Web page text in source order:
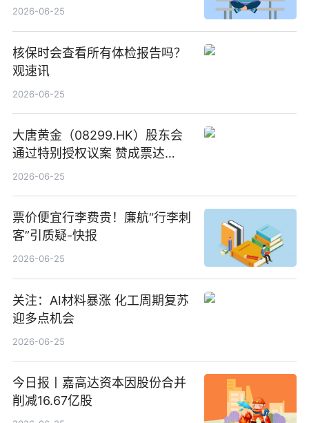
创作工作流进一步提效
2026-06-25
核保时会查看所有体检报告吗？
观速讯
2026-06-25
大唐黄金（08299.HK）股东会
通过特别授权议案 赞成票达
100%_新动态
2026-06-25
票价便宜行李费贵！廉航“行李刺
客”引质疑-快报
2026-06-25
关注：AI材料暴涨 化工周期复苏
迎多点机会
2026-06-25
今日报丨嘉高达资本因股份合并
削减16.67亿股